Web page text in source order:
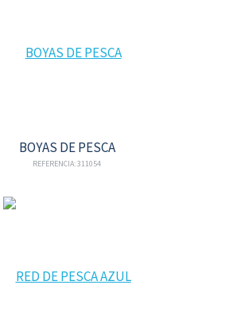
BOYAS DE PESCA
REFERENCIA: 311054